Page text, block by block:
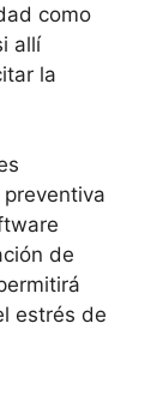
como
allí
la
de
estrés de